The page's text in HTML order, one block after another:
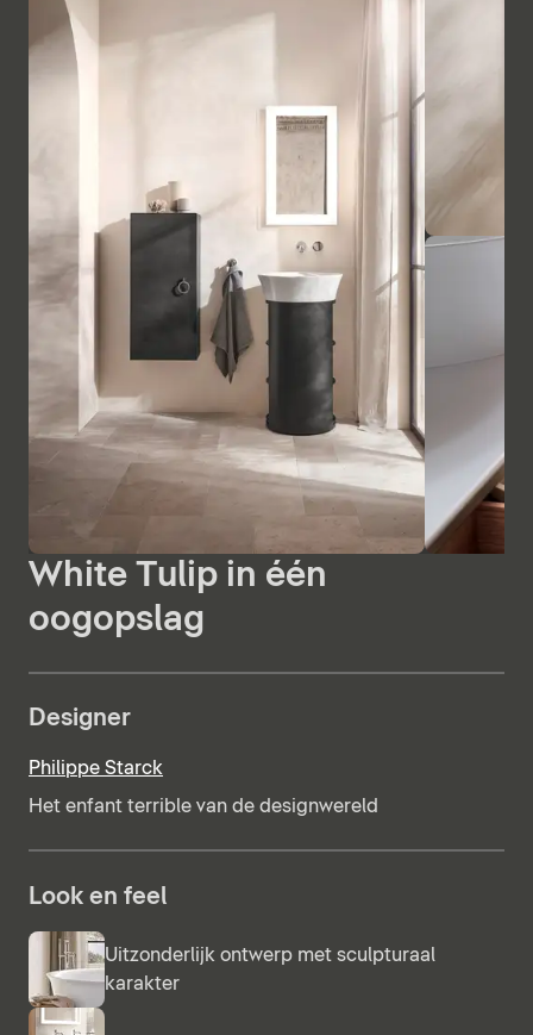
White Tulip in één
oogopslag
Designer
Philippe Starck
Het enfant terrible van de designwereld
Look en feel
Uitzonderlijk ontwerp met sculpturaal
karakter